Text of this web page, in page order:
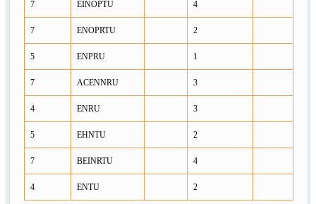
7 EINOPTU 4
7 ENOPRTU 2
5 ENPRU 1
7 ACENNRU 3
4 ENRU 3
5 EHNTU 2
7 BEINRTU 4
4 ENTU 2